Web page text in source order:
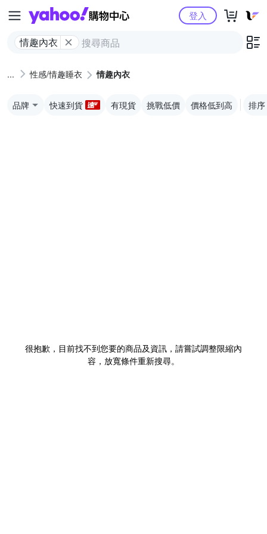
Yahoo購物中心
情趣內衣
登入
性感/情趣睡衣 情趣內衣
品牌 快速到貨 有現貨 挑戰低價 價格低到高 排序
很抱歉，目前找不到您要的商品及資訊，請嘗試調整限縮內
容，放寬條件重新搜尋。